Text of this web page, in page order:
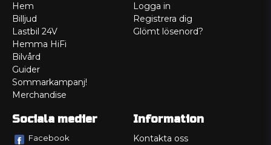
Hem
Billjud
Lastbil 24V
Hemma HiFi
Bilvård
Guider
Sommarkampanj!
Merchandise
Logga in
Registrera dig
Glömt lösenord?
Sociala medier
Facebook
Information
Kontakta oss